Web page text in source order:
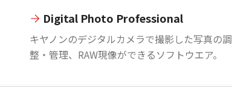
Digital Photo Professional
キヤノンのデジタルカメラで撮影した写真の調
整・管理、RAW現像ができるソフトウエア。